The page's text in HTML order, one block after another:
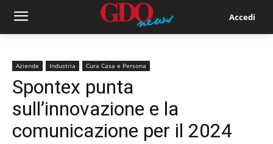
Accedi
Aziende Industria Cura Casa e Persona
Spontex punta
sull’innovazione e la
comunicazione per il 2024